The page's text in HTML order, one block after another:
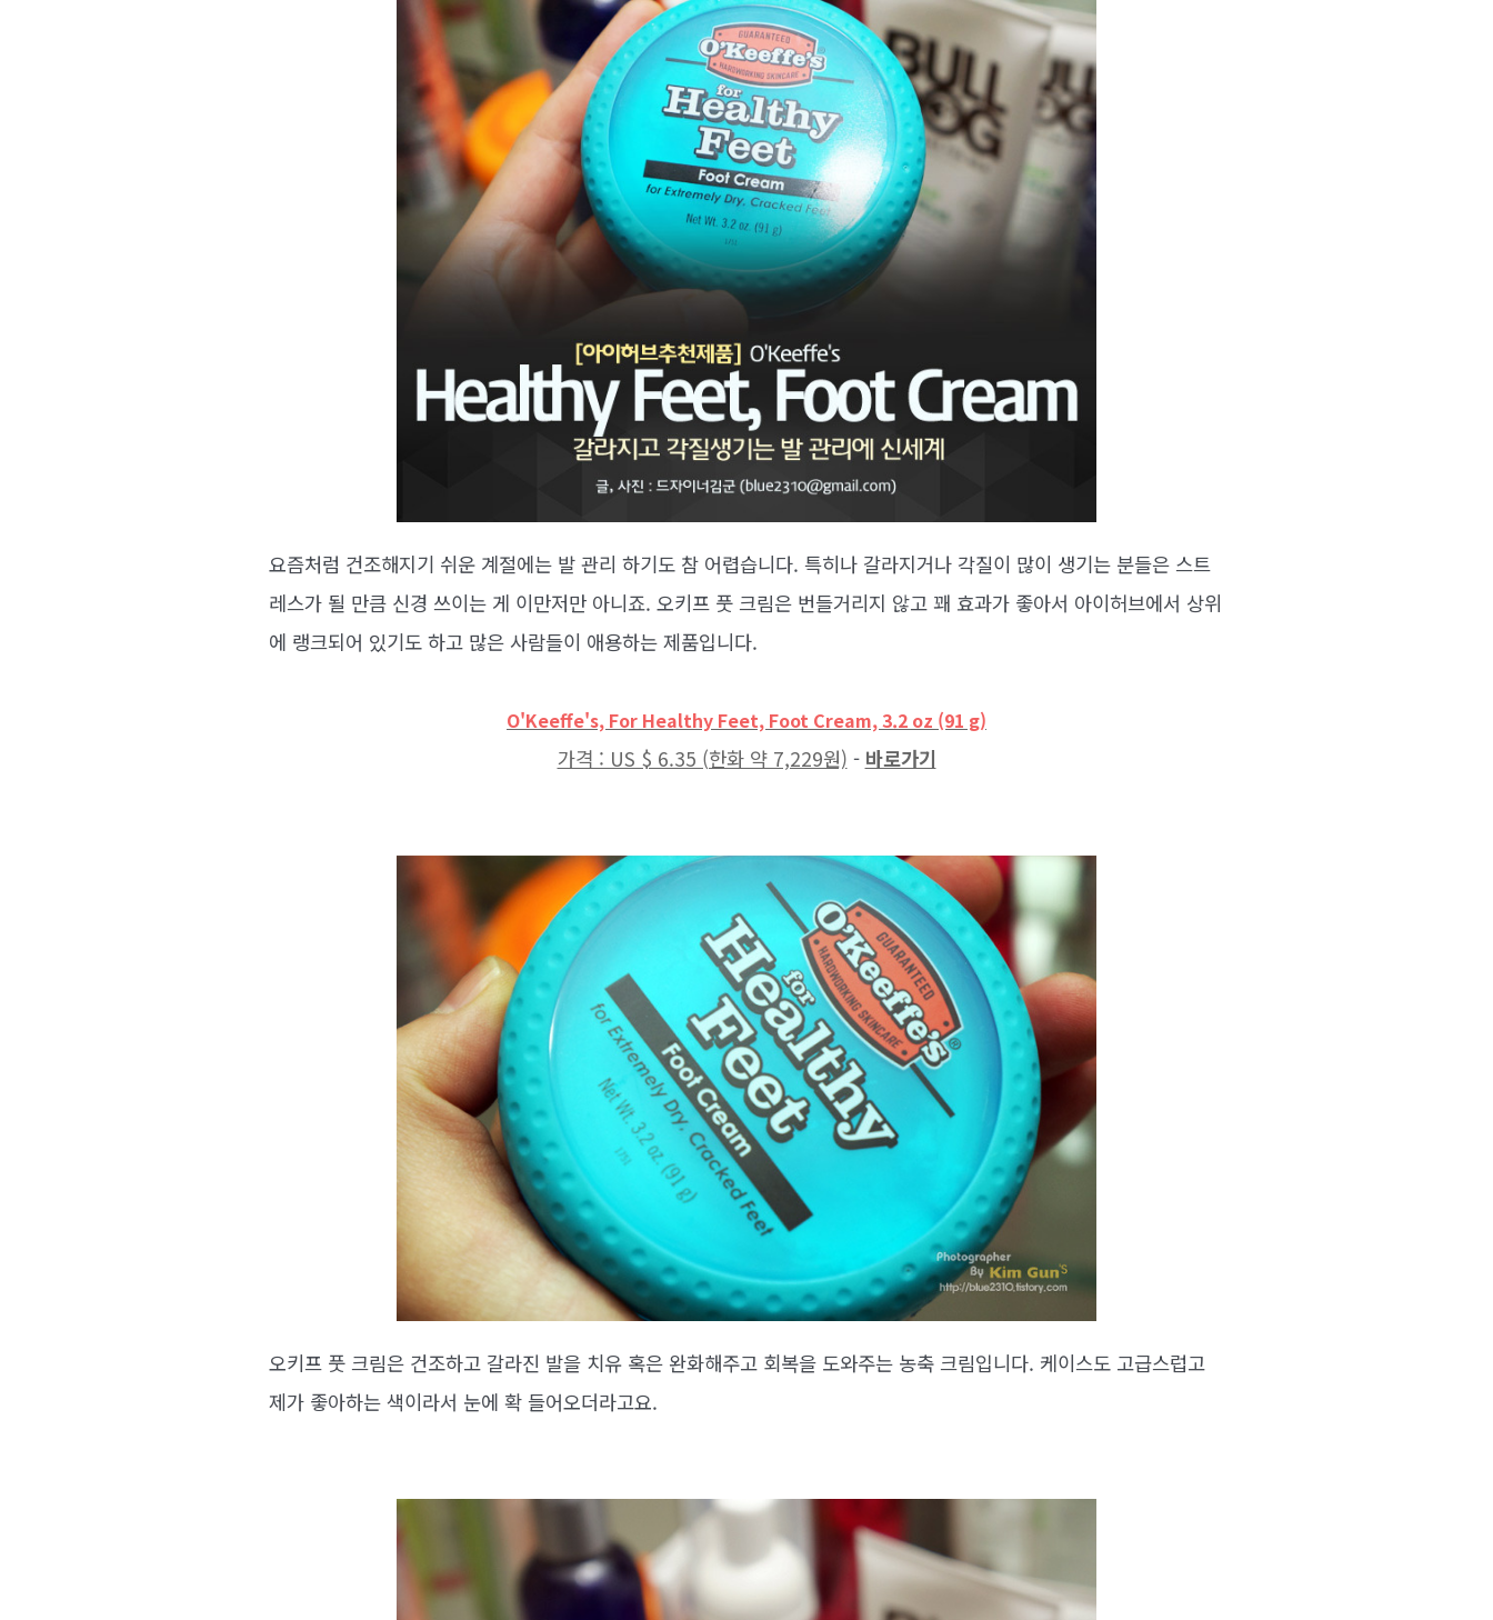
요즘처럼 건조해지기 쉬운 계절에는 발 관리 하기도 참 어렵습니다. 특히나 갈라지거나 각질이 많이 생기는 분들은 스트
레스가 될 만큼 신경 쓰이는 게 이만저만 아니죠. 오키프 풋 크림은 번들거리지 않고 꽤 효과가 좋아서 아이허브에서 상위
에 랭크되어 있기도 하고 많은 사람들이 애용하는 제품입니다.
O'Keeffe's, For Healthy Feet, Foot Cream, 3.2 oz (91 g)
가격 : US $ 6.35 (한화 약 7,229원) - 바로가기
오키프 풋 크림은 건조하고 갈라진 발을 치유 혹은 완화해주고 회복을 도와주는 농축 크림입니다. 케이스도 고급스럽고
제가 좋아하는 색이라서 눈에 확 들어오더라고요.